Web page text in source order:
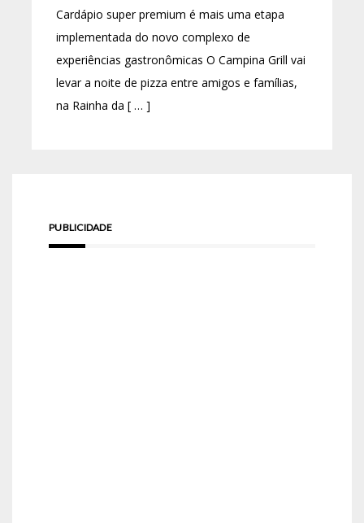
Cardápio super premium é mais uma etapa
implementada do novo complexo de
experiências gastronômicas O Campina Grill vai
levar a noite de pizza entre amigos e famílias,
na Rainha da [ … ]
PUBLICIDADE